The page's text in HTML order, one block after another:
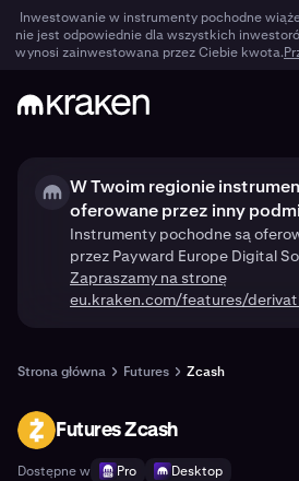
Inwestowanie w instrumenty pochodne
nie jest odpowiednie dla wszystkich
wynosi zainwestowana przez Ciebie kwota.
W Twoim regionie
oferowane przez inny
Instrumenty pochodne są
przez Payward Europe Digital
Zapraszamy na stronę
eu.kraken.com/features/
Strona główna Futures Zcash
ZEC Futures Zcash
Dostępne w Pro Desktop